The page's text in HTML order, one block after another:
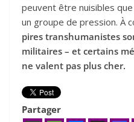
peuvent être nuisibles
un groupe de pression. À
pires transhumanistes
militaires – et certains
ne valent pas plus cher.
Partager